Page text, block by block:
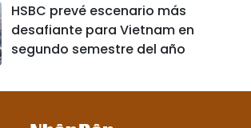
HSBC prevé escenario más
desafiante para Vietnam en
segundo semestre del año